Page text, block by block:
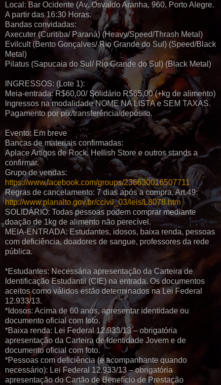
Local: Bar Ocidente (Av. Osvaldo Aranha, 960, Porto Alegre.
A partir das 16:30 Horas.
Bandas convidadas:
Axecuter (Curitiba/ Paraná) (Heavy/Speed/Thrash Metal)
Evilcult (Bento Gonçalves/ Rio Grande do Sul) (Speed/Black
Metal)
Pilatus (Sapucaia do Sul/ Rio Grande do Sul) (Black Metal)
INGRESSOS: (Lote 1):
Meia-entrada: R$60,00/ Solidário R$65,00 (+kg de alimento)
Ingressos na modalidade NOME NA LISTA e SEM TAXAS.
Pagamento por pix/transferência/depósito.
Evento: Em breve
Bancas de materiais confirmadas:
Aplace Artigos de Rock, Hellish Store e outros stands a
confirmar.
Grupo de vendas:
https://www.facebook.com/groups/236630016507711
Regras de cancelamento: 7 dias após a compra, Art.49:
http://www.planalto.gov.br/ccivil_03/leis/L8078.htm
SOLIDÁRIO: Todas pessoas podem comprar mediante
doação de 1kg de alimento não perecível.
MEIA-ENTRADA: Estudantes, idosos, baixa renda, pessoas
com deficiência, doadores de sangue, professores da rede
pública.
*Estudantes: Necessária apresentação da Carteira de
Identificação Estudantil (CIE) na entrada. Os documentos
aceitos como válidos estão determinados na Lei Federal
12.933/13.
*Idosos: Acima de 60 anos, apresentar identidade ou
documento oficial com foto.
*Baixa renda: Lei Federal 12.933/13 – obrigatória
apresentação da Carteira de Identidade Jovem e de
documento oficial com foto.
*Pessoas com deficiência (e acompanhante quando
necessário): Lei Federal 12.933/13 – obrigatória
apresentação do Cartão de Benefício de Prestação